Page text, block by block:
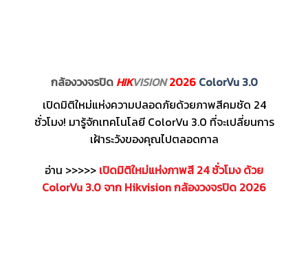
กล้องวงจรปิด HIKVISION 2026 ColorVu 3.0
เปิดมิติใหม่แห่งความปลอดภัยด้วยภาพสีคมชัด 24
ชั่วโมง! มารู้จักเทคโนโลยี ColorVu 3.0 ที่จะเปลี่ยนการ
เฝ้าระวังของคุณไปตลอดกาล
อ่าน >>>>> เปิดมิติใหม่แห่งภาพสี 24 ชั่วโมง ด้วย
ColorVu 3.0 จาก Hikvision กล้องวงจรปิด 2026